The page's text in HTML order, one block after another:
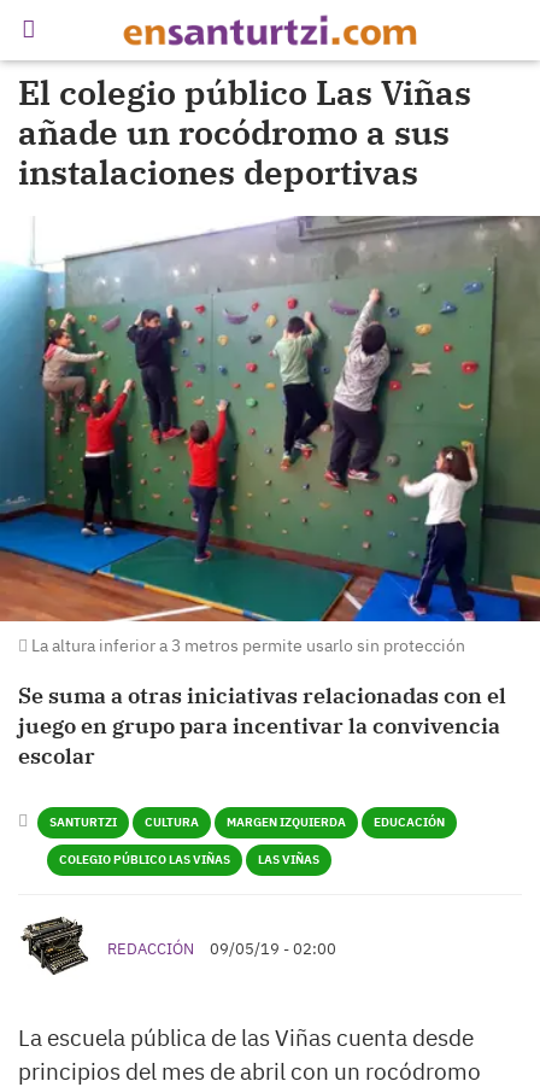
El colegio público Las Viñas
añade un rocódromo a sus
instalaciones deportivas
La altura inferior a 3 metros permite usarlo sin protección
Se suma a otras iniciativas relacionadas con el
juego en grupo para incentivar la convivencia
escolar
SANTURTZI CULTURA MARGEN IZQUIERDA EDUCACIÓN
COLEGIO PÚBLICO LAS VIÑAS LAS VIÑAS
REDACCIÓN 09/05/19 - 02:00
La escuela pública de las Viñas cuenta desde
principios del mes de abril con un rocódromo